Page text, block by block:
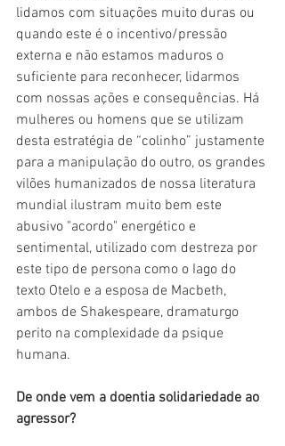
lidamos com situações muito duras ou
quando este é o incentivo/pressão
externa e não estamos maduros o
suficiente para reconhecer, lidarmos
com nossas ações e consequências. Há
mulheres ou homens que se utilizam
desta estratégia de “colinho” justamente
para a manipulação do outro, os grandes
vilões humanizados de nossa literatura
mundial ilustram muito bem este
abusivo "acordo" energético e
sentimental, utilizado com destreza por
este tipo de persona como o Iago do
texto Otelo e a esposa de Macbeth,
ambos de Shakespeare, dramaturgo
perito na complexidade da psique
humana.
De onde vem a doentia solidariedade ao
agressor?